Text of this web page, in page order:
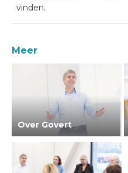
vinden.
Meer
Over Govert